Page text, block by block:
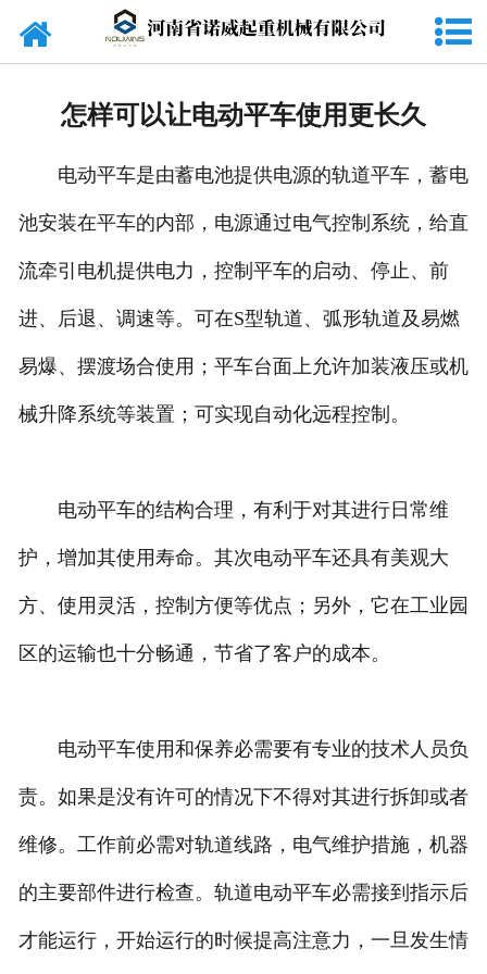
网站首页
在线留言
联系我们
怎样可以让电动平车使用更长久
电动平车是由蓄电池提供电源的轨道平车，蓄电
池安装在平车的内部，电源通过电气控制系统，给直
流牵引电机提供电力，控制平车的启动、停止、前
进、后退、调速等。可在S型轨道、弧形轨道及易燃
易爆、摆渡场合使用；平车台面上允许加装液压或机
械升降系统等装置；可实现自动化远程控制。
电动平车的结构合理，有利于对其进行日常维
护，增加其使用寿命。其次电动平车还具有美观大
方、使用灵活，控制方便等优点；另外，它在工业园
区的运输也十分畅通，节省了客户的成本。
电动平车使用和保养必需要有专业的技术人员负
责。如果是没有许可的情况下不得对其进行拆卸或者
维修。工作前必需对轨道线路，电气维护措施，机器
的主要部件进行检查。轨道电动平车必需接到指示后
才能运行，开始运行的时候提高注意力，一旦发生情